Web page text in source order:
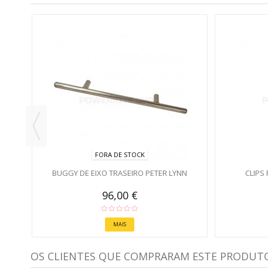
FORA DE STOCK
BUGGY DE EIXO TRASEIRO PETER LYNN
96,00 €
MAIS
CLIPS
OS CLIENTES QUE COMPRARAM ESTE